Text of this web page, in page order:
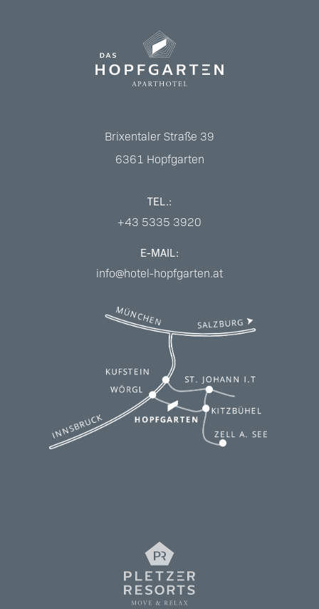
Brixentaler Straße 39
6361 Hopfgarten
TEL.:
+43 5335 3920
E-MAIL:
info@hotel-hopfgarten.at